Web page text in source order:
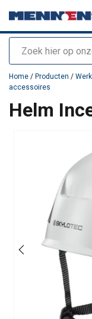
Zoeken
toegevoegd aan uw
Home / Producten /
accessoires
Helm